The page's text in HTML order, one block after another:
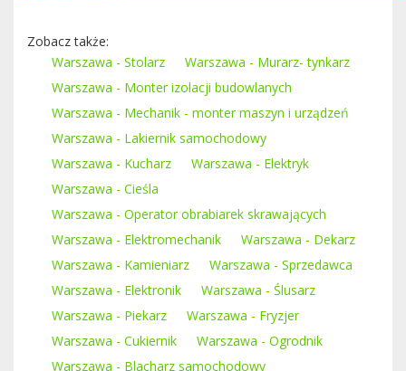
Zobacz także:
Warszawa - Stolarz
Warszawa - Murarz- tynkarz
Warszawa - Monter izolacji budowlanych
Warszawa - Mechanik - monter maszyn i urządzeń
Warszawa - Lakiernik samochodowy
Warszawa - Kucharz
Warszawa - Elektryk
Warszawa - Cieśla
Warszawa - Operator obrabiarek skrawających
Warszawa - Elektromechanik
Warszawa - Dekarz
Warszawa - Kamieniarz
Warszawa - Sprzedawca
Warszawa - Elektronik
Warszawa - Ślusarz
Warszawa - Piekarz
Warszawa - Fryzjer
Warszawa - Cukiernik
Warszawa - Ogrodnik
Warszawa - Blacharz samochodowy